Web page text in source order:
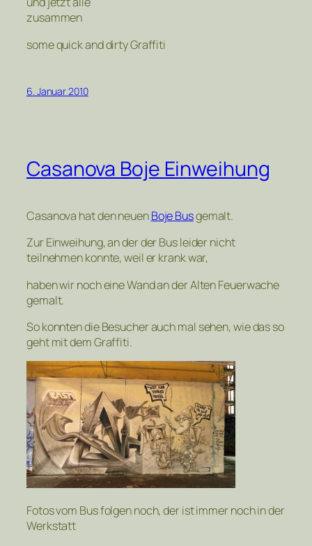
zusammen
some quick and dirty Graffiti
6. Januar 2010
Casanova Boje Einweihung
Casanova hat den neuenBoje Busgemalt.
Zur Einweihung, an der der Bus leider nicht
teilnehmen konnte, weil er krank war,
haben wir noch eine Wand an der Alten Feuerwache
gemalt.
So konnten die Besucher auch mal sehen, wie das so
geht mit dem Graffiti.
Fotos vom Bus folgen noch, der ist immer noch in der
Werkstatt